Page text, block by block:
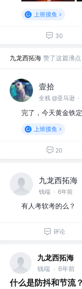
上班摸鱼
30
九龙西拓海 赞了这篇沸点
壹拾
全栈 @亚马逊 ·
完了，今天黄金铁
上班摸鱼
20
九龙西拓海
钱端 · 6年前
有人考软考的么？
评论
九龙西拓海
钱端 · 6年前
什么是防抖和节流